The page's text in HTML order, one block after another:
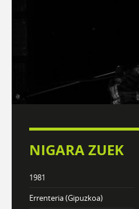
NIGARA ZUEK
1981
Errenteria (Gipuzkoa)